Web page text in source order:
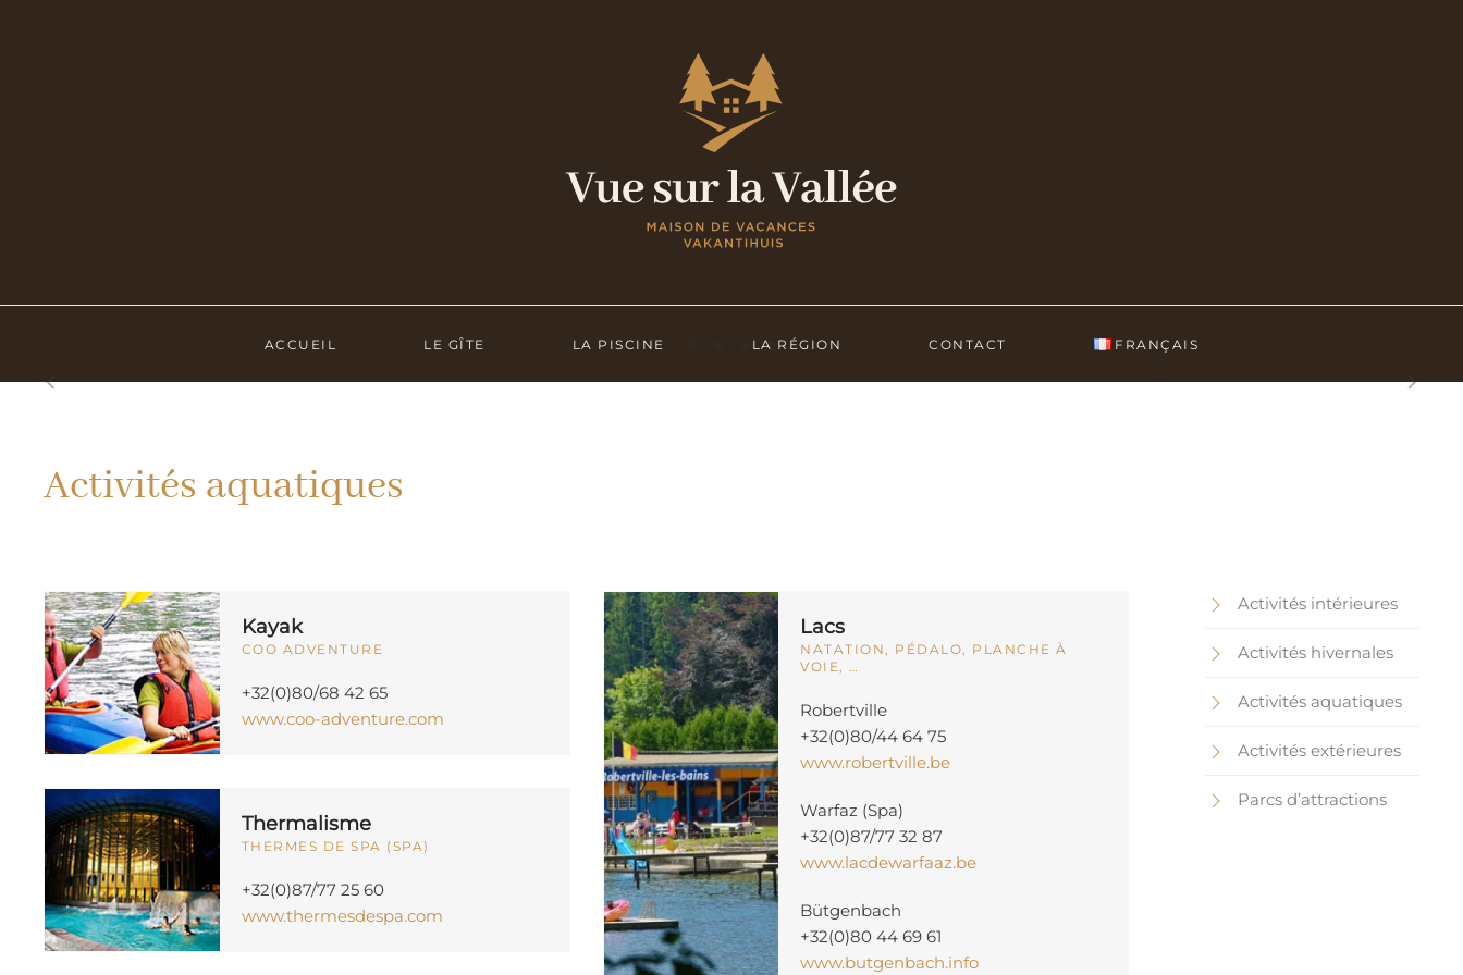
ACCUEIL LE GÎTE LA PISCINE LA RÉGION CONTACT FRANÇAIS
Activités aquatiques
Kayak
COO ADVENTURE
+32(0)80/68 42 65
www.coo-adventure.com
Lacs
NATATION, PÉDALO, PLANCHE À
VOIE, …
Robertville
+32(0)80/44 64 75
www.robertville.be
Warfaz (Spa)
+32(0)87/77 32 87
www.lacdewarfaaz.be
Bütgenbach
+32(0)80 44 69 61
www.butgenbach.info
Thermalisme
THERMES DE SPA (SPA)
+32(0)87/77 25 60
www.thermesdespa.com
Activités intérieures
Activités hivernales
Activités aquatiques
Activités extérieures
Parcs d’attractions